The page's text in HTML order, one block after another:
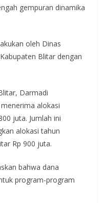
gempuran dinamika
oleh Dinas
Blitar dengan
Darmadi
alokasi
juta. Jumlah ini
alokasi tahun
Rp 900 juta.
bahwa dana
program-program